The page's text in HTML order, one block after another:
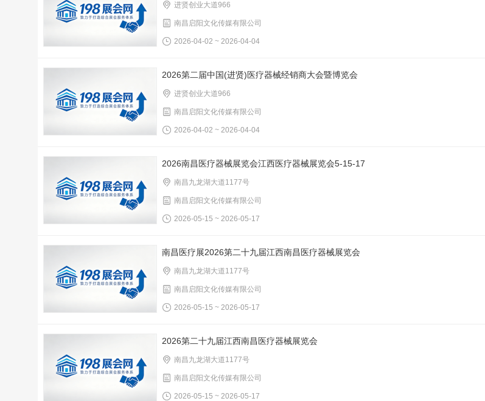
进贤创业大道966
南昌启阳文化传媒有限公司
2026-04-02 ~ 2026-04-04
2026第二届中国(进贤)医疗器械经销商大会暨博览会
进贤创业大道966
南昌启阳文化传媒有限公司
2026-04-02 ~ 2026-04-04
2026南昌医疗器械展览会江西医疗器械展览会5-15-17
南昌九龙湖大道1177号
南昌启阳文化传媒有限公司
2026-05-15 ~ 2026-05-17
南昌医疗展2026第二十九届江西南昌医疗器械展览会
南昌九龙湖大道1177号
南昌启阳文化传媒有限公司
2026-05-15 ~ 2026-05-17
2026第二十九届江西南昌医疗器械展览会
南昌九龙湖大道1177号
南昌启阳文化传媒有限公司
2026-05-15 ~ 2026-05-17